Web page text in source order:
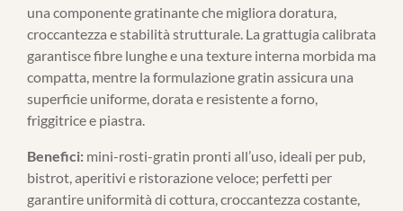
una componente gratinante che migliora doratura,
croccantezza e stabilità strutturale. La grattugia calibrata
garantisce fibre lunghe e una texture interna morbida ma
compatta, mentre la formulazione gratin assicura una
superficie uniforme, dorata e resistente a forno,
friggitrice e piastra.
Benefici: mini-rosti-gratin pronti all’uso, ideali per pub,
bistrot, aperitivi e ristorazione veloce; perfetti per
garantire uniformità di cottura, croccantezza costante,